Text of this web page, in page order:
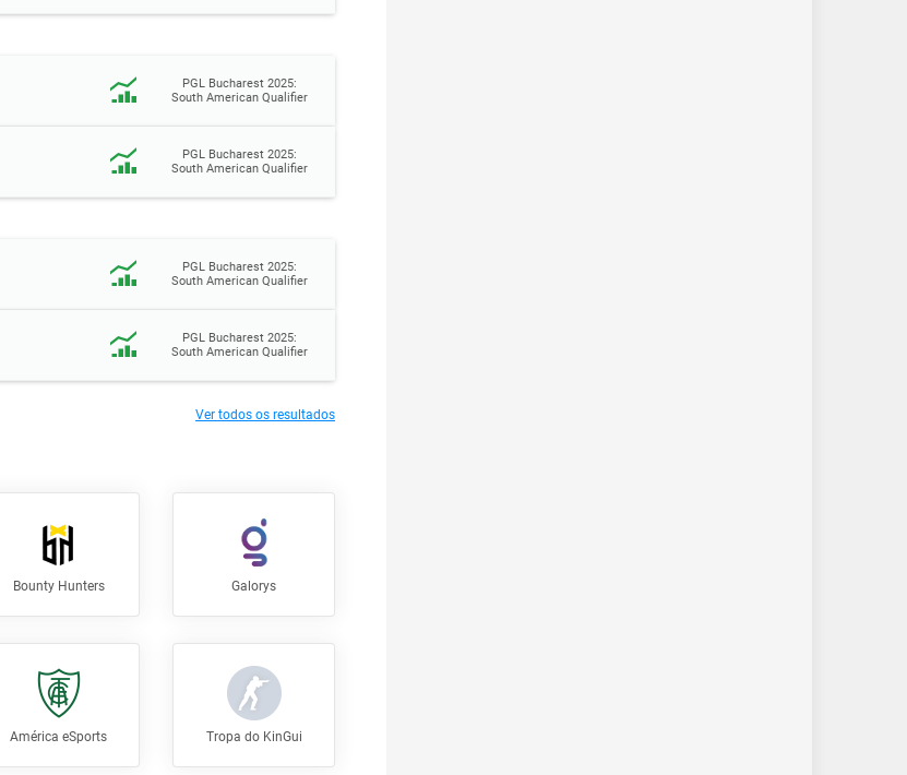
PGL Bucharest 2025:
South American Qualifier
PGL Bucharest 2025:
South American Qualifier
PGL Bucharest 2025:
South American Qualifier
PGL Bucharest 2025:
South American Qualifier
Ver todos os resultados
Bounty Hunters Galorys
América eSports Tropa do KinGui